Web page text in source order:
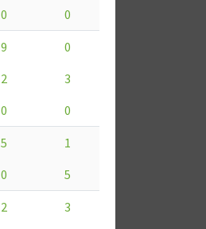
0 0
9
0
2
3
0 0
5
1
0 5
2
3